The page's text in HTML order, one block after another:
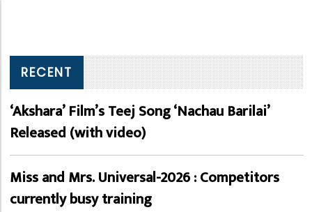
RECENT
‘Akshara’ Film’s Teej Song ‘Nachau Barilai’
Released (with video)
Miss and Mrs. Universal-2026 : Competitors
currently busy training